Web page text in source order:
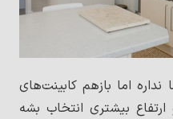
اما بازهم کابینت‌های
بیشتری انتخاب بشه